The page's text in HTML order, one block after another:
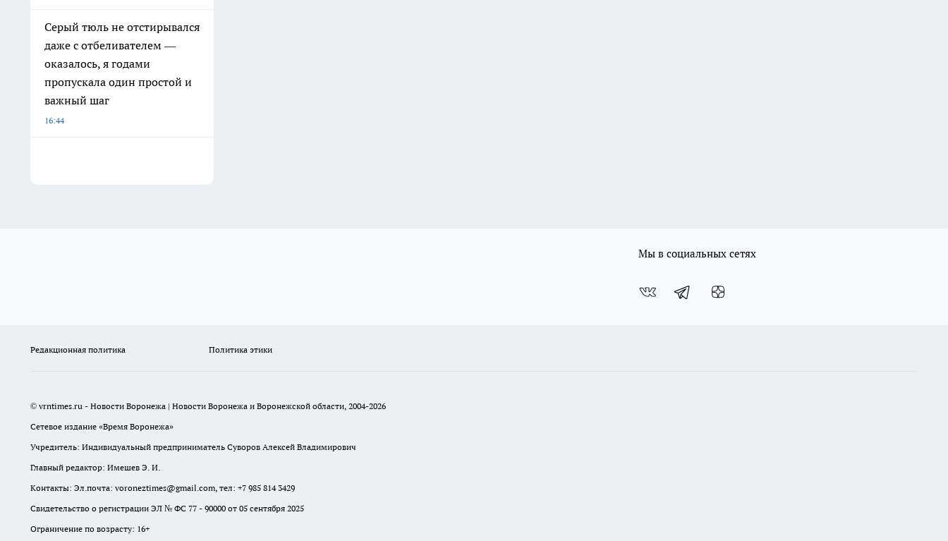
Серый тюль не отстирывался
даже с отбеливателем —
оказалось, я годами
пропускала один простой и
важный шаг
16:44
Мы в социальных сетях
Редакционная политика Политика этики
© vrntimes.ru - Новости Воронежа | Новости Воронежа и Воронежской области, 2004-2026
Сетевое издание «Время Воронежа»
Учредитель: Индивидуальный предприниматель Суворов Алексей Владимирович
Главный редактор: Имешев Э. И.
Контакты: Эл.почта: voroneztimes@gmail.com, тел: +7 985 814 3429
Свидетельство о регистрации ЭЛ № ФС 77 - 90000 от 05 сентября 2025
Ограничение по возрасту: 16+